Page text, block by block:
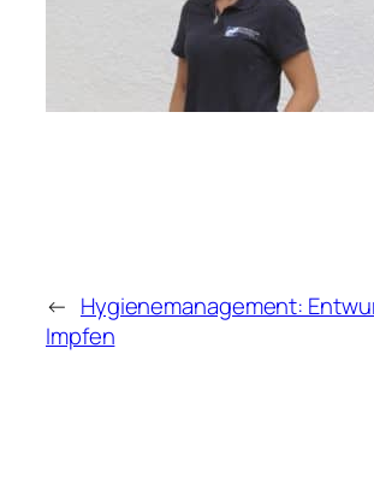
← Hygienemanagement:
Impfen